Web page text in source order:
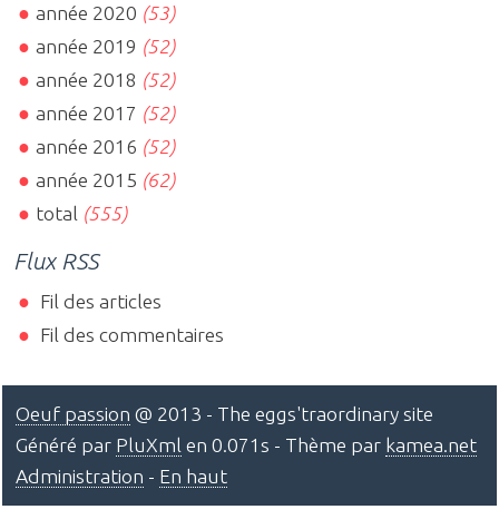
année 2020 (53)
année 2019 (52)
année 2018 (52)
année 2017 (52)
année 2016 (52)
année 2015 (62)
total (555)
Flux RSS
Fil des articles
Fil des commentaires
Oeuf passion @ 2013 - The eggs'traordinary site
Généré par PluXml en 0.071s - Thème par kamea.net
Administration - En haut